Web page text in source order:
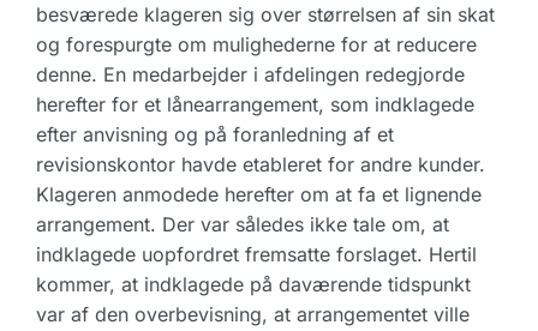
besværede klageren sig over størrelsen af sin skat
og forespurgte om mulighederne for at reducere
denne. En medarbejder i afdelingen redegjorde
herefter for et lånearrangement, som indklagede
efter anvisning og på foranledning af et
revisionskontor havde etableret for andre kunder.
Klageren anmodede herefter om at fa et lignende
arrangement. Der var således ikke tale om, at
indklagede uopfordret fremsatte forslaget. Hertil
kommer, at indklagede på daværende tidspunkt
var af den overbevisning, at arrangementet ville